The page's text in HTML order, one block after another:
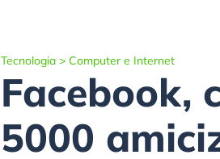
Tecnologia > Computer e Internet
Facebook,
5000